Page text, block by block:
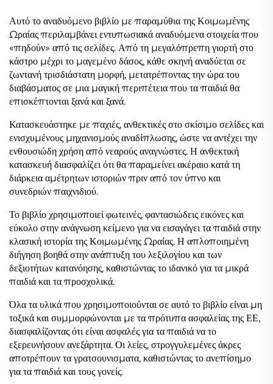
Αυτό το αναδυόμενο βιβλίο με παραμύθια της Κοιμωμένης
Ωραίας περιλαμβάνει εντυπωσιακά αναδυόμενα στοιχεία που
«πηδούν» από τις σελίδες. Από τη μεγαλόπρεπη γιορτή στο
κάστρο μέχρι το μαγεμένο δάσος, κάθε σκηνή αναδύεται σε
ζωντανή τρισδιάστατη μορφή, μετατρέποντας την ώρα του
διαβάσματος σε μια μαγική περιπέτεια που τα παιδιά θα
επισκέπτονται ξανά και ξανά.
Κατασκευάστηκε με παχιές, ανθεκτικές στο σκίσιμο σελίδες και
ενισχυμένους μηχανισμούς αναδίπλωσης, ώστε να αντέχει την
ενθουσιώδη χρήση από νεαρούς αναγνώστες. Η ανθεκτική
κατασκευή διασφαλίζει ότι θα παραμείνει ακέραιο κατά τη
διάρκεια αμέτρητων ιστοριών πριν από τον ύπνο και
συνεδριών παιχνιδιού.
Το βιβλίο χρησιμοποιεί φωτεινές, φαντασιώδεις εικόνες και
εύκολο στην ανάγνωση κείμενο για να εισαγάγει τα παιδιά στην
κλασική ιστορία της Κοιμωμένης Ωραίας. Η απλοποιημένη
διήγηση βοηθά στην ανάπτυξη του λεξιλογίου και των
δεξιοτήτων κατανόησης, καθιστώντας το ιδανικό για τα μικρά
παιδιά και τα προσχολικά.
Όλα τα υλικά που χρησιμοποιούνται σε αυτό το βιβλίο είναι μη
τοξικά και συμμορφώνονται με τα πρότυπα ασφαλείας της ΕΕ,
διασφαλίζοντας ότι είναι ασφαλές για τα παιδιά να το
εξερευνήσουν ανεξάρτητα. Οι λείες, στρογγυλεμένες άκρες
αποτρέπουν τα γρατσουνισματα, καθιστώντας το ανεπίσημο
για τα παιδιά και τους γονείς.